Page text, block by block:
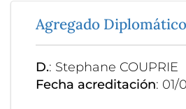
Agregado Diplomático
D.: Stephane COUPRIE
Fecha acreditación: 01/